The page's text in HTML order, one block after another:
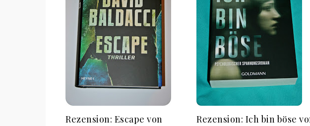
Rezension: Escape von
Rezension: Ich bin böse